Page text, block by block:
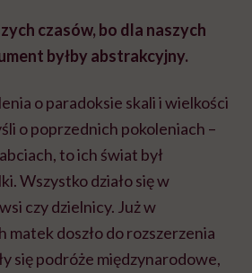
czasów, bo dla naszych
byłby abstrakcyjny.
o paradoksie skali i wielkości
o poprzednich pokoleniach –
to ich świat był
Wszystko działo się w
czy dzielnicy. Już w
matek doszło do rozszerzenia
się podróże międzynarodowe,